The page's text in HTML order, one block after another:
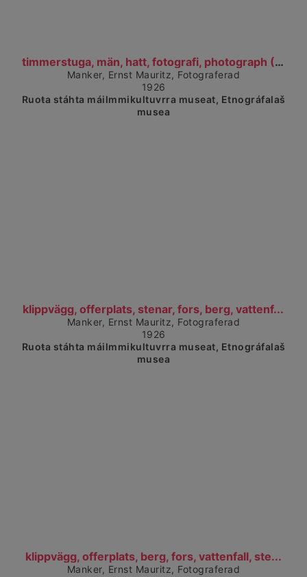
timmerstuga, män, hatt, fotografi, photograph (192...
Čájet dárkkes dieđuid
Manker, Ernst Mauritz, Fotograferad
1926
Ruoŧa stáhta máilmmikultuvrra museat, Etnográfalaš
musea
klippvägg, offerplats, stenar, fors, berg, vattenf...
Čájet dárkkes dieđuid
Manker, Ernst Mauritz, Fotograferad
1926
Ruoŧa stáhta máilmmikultuvrra museat, Etnográfalaš
musea
klippvägg, offerplats, berg, fors, vattenfall, ste...
Čájet dárkkes dieđuid
Manker, Ernst Mauritz, Fotograferad